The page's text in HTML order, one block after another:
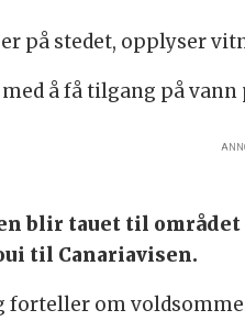
på stedet, opplyser
å få tilgang på
blir tauet til
til Canariavisen.
forteller om